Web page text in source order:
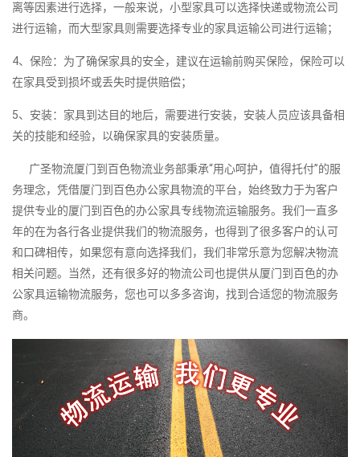
离等因素进行选择，一般来说，小型家具可以选择快递或物流公司
进行运输，而大型家具则需要选择专业的家具运输公司进行运输；
4、保险：为了确保家具的安全，建议在运输前购买保险，保险可以
在家具受到损坏或丢失时提供赔偿；
5、安装：家具到达目的地后，需要进行安装，安装人员应该具备相
关的技能和经验，以确保家具的安装质量。
广圣物流厦门到百色物流业务部秉承“用心呵护，值得托付”的服
务理念，凭借厦门到百色办公家具物流的平台，始终致力于为客户
提供专业的厦门到百色的办公家具专线物流运输服务。我们一直多
年的在为各行各业提供我们的物流服务，也得到了很多客户的认可
和口碑相传，如果您有意向选择我们，我们非常乐意为您解决物流
相关问题。当然，还有很多好的物流公司也提供从厦门到百色的办
公家具运输物流服务，您也可以多多咨询，找到合适您的物流服务
商。